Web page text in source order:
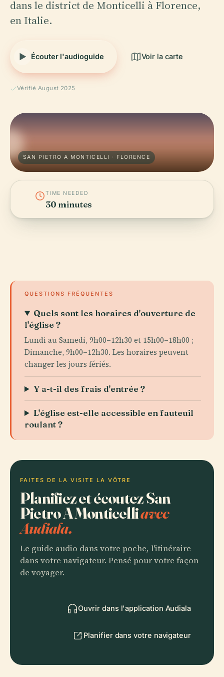
dans le district de Monticelli à Florence,
en Italie.
Écouter l'audioguide Voir la carte
Vérifié August 2025
SAN PIETRO A MONTICELLI · FLORENCE
TIME NEEDED
30 minutes
QUESTIONS FRÉQUENTES
Quels sont les horaires d'ouverture de
l'église ?
Lundi au Samedi, 9h00–12h30 et 15h00–18h00 ;
Dimanche, 9h00–12h30. Les horaires peuvent
changer les jours fériés.
Y a-t-il des frais d'entrée ?
L'église est-elle accessible en fauteuil
roulant ?
FAITES DE LA VISITE LA VÔTRE
Planifiez et écoutez San
Pietro A Monticelliavec
Audiala.
Le guide audio dans votre poche, l'itinéraire
dans votre navigateur. Pensé pour votre façon
de voyager.
Ouvrir dans l'application Audiala
Planifier dans votre navigateur